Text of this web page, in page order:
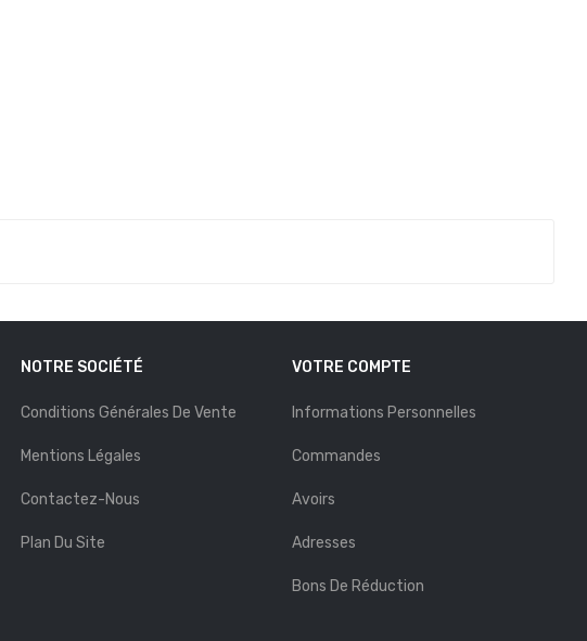
NOTRE SOCIÉTÉ
Conditions Générales De Vente
Mentions Légales
Contactez-Nous
Plan Du Site
VOTRE COMPTE
Informations Personnelles
Commandes
Avoirs
Adresses
Bons De Réduction